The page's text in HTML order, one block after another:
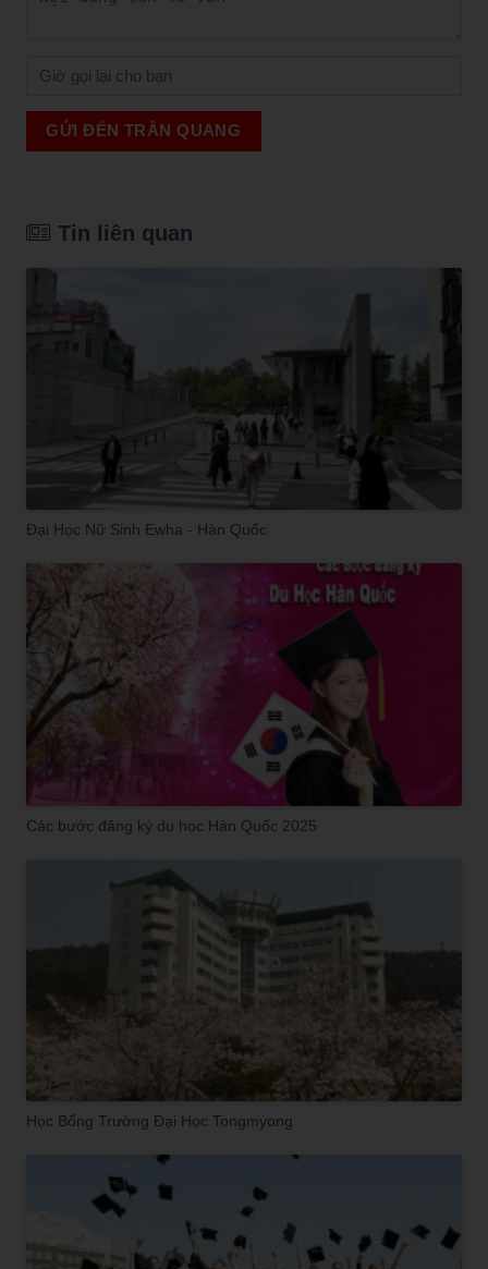
GỬI ĐẾN TRẦN QUANG
Tin liên quan
Đại Học Nữ Sinh Ewha - Hàn Quốc
Các bước đăng ký du học Hàn Quốc 2025
Học Bổng Trường Đại Học Tongmyong